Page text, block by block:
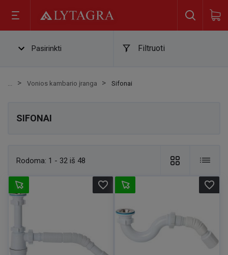
Pasirinkti Filtruoti
Vonios kambario įranga Sifonai
SIFONAI
Rodoma: 1 - 32 iš 48
favorite_border favorite_border